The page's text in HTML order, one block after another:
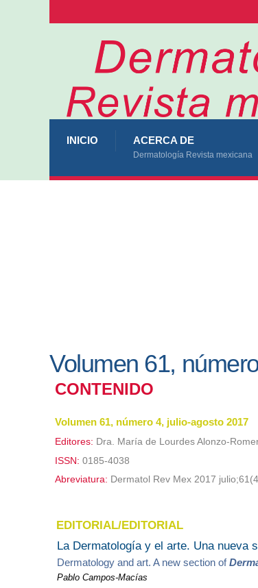
INICIO ACERCA DE
Dermatología Revista mexicana
Volumen 61,
CONTENIDO
Volumen 61, número 4, julio-agosto 2017
Editores: Dra. María de Lourdes Alonzo-
ISSN: 0185-4038
Abreviatura: Dermatol Rev Mex 2017
EDITORIAL/EDITORIAL
La Dermatología y el arte. Una nueva
Dermatology and art. A new section of
Pablo Campos-Macías